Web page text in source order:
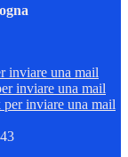
inviare una mail
inviare una mail
inviare una mail